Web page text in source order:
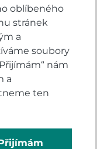
oblíbeného
stránek
a
soubory
nám
a
ten